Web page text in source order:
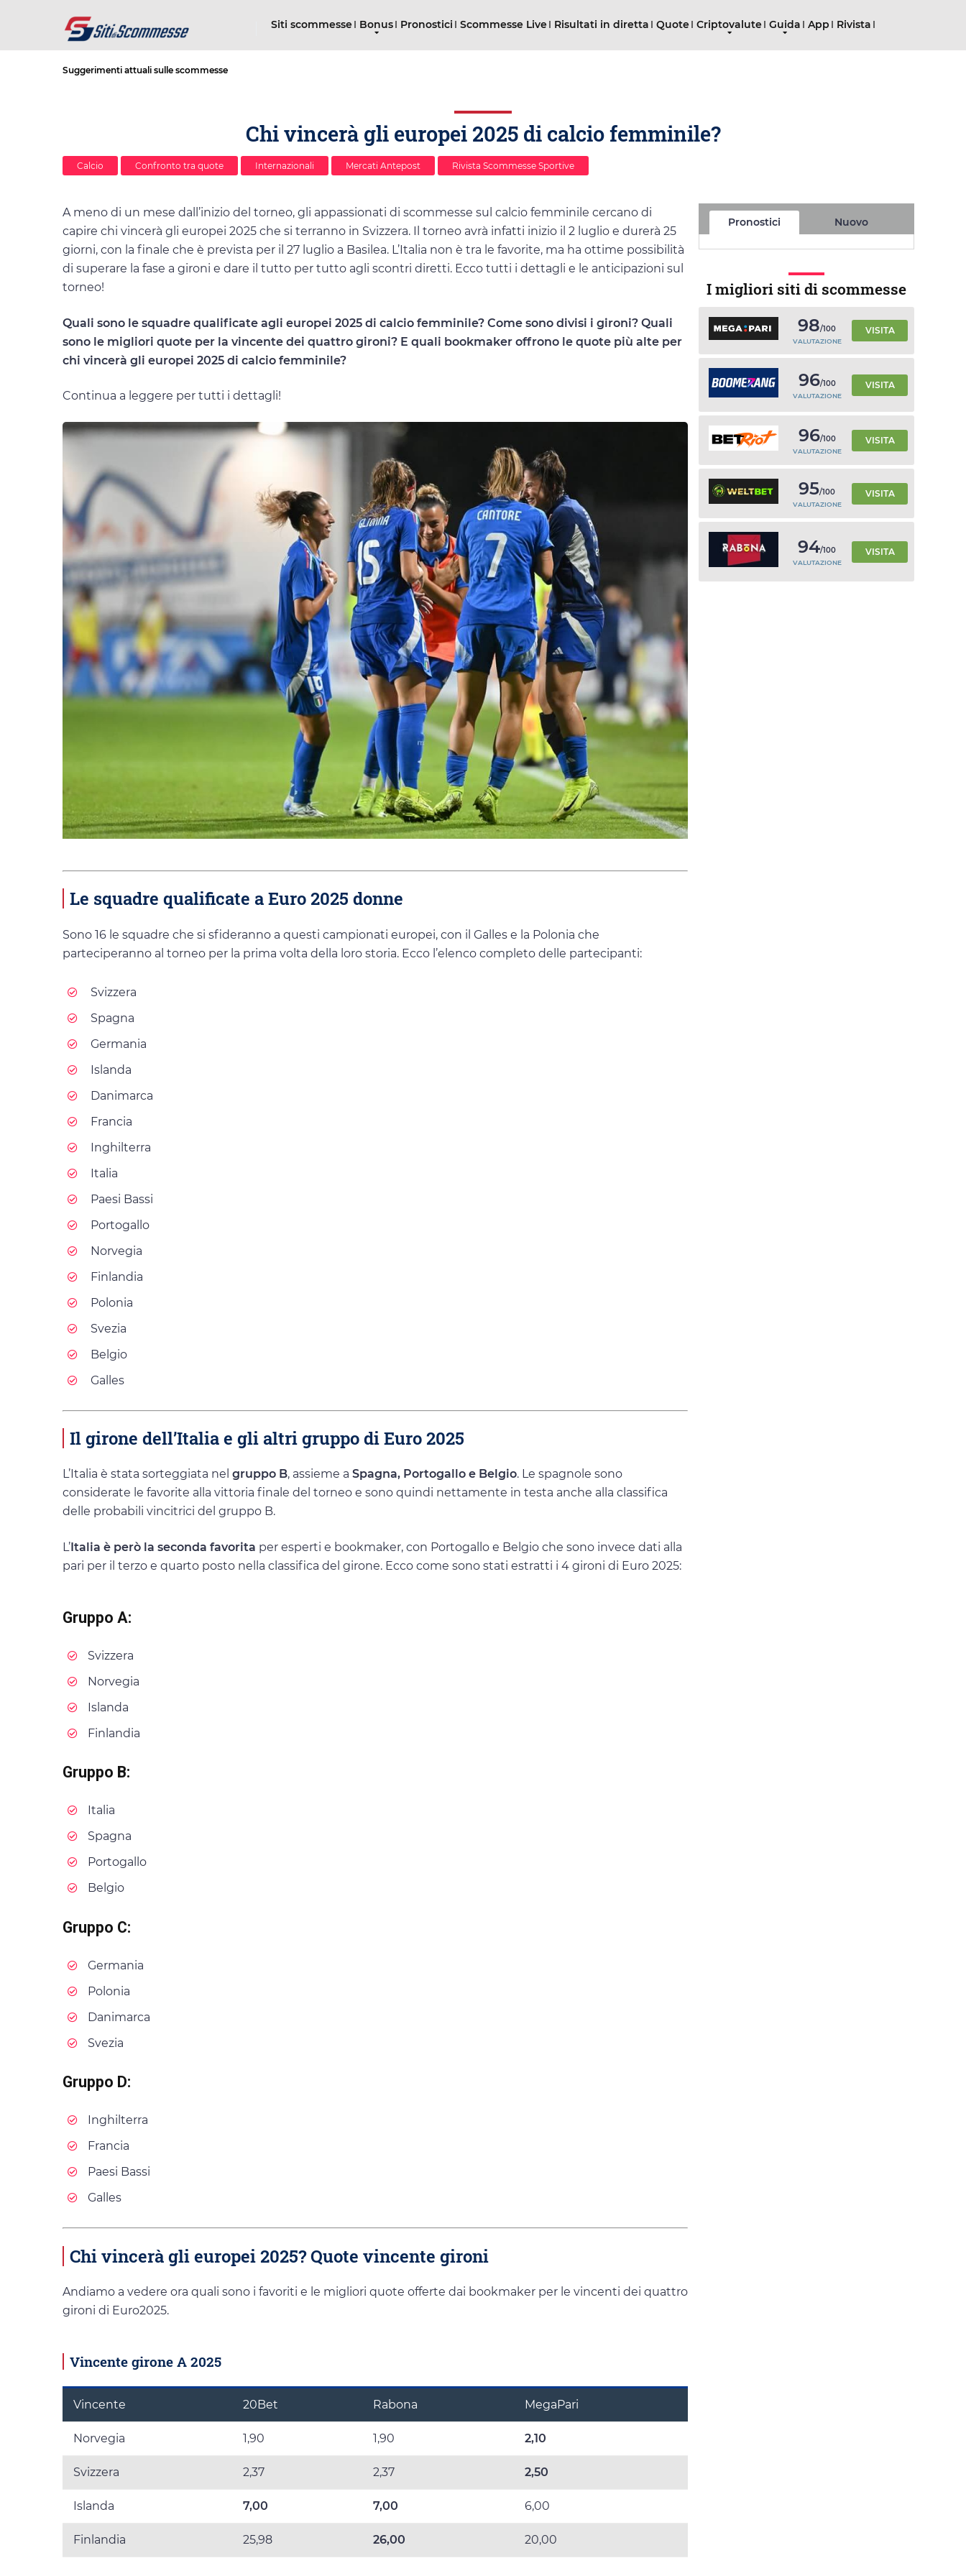
Siti scommesse Bonus Pronostici Scommesse Live Risultati in diretta Quote Criptovalute Guida App Rivista
Suggerimenti attuali sulle scommesse
Chi vincerà gli europei 2025 di calcio femminile?
Calcio Confronto tra quote Internazionali Mercati Antepost Rivista Scommesse Sportive
A meno di un mese dall’inizio del torneo, gli appassionati di scommesse sul calcio femminile cercano di
capire chi vincerà gli europei 2025 che si terranno in Svizzera. Il torneo avrà infatti inizio il 2 luglio e durerà 25
giorni, con la finale che è prevista per il 27 luglio a Basilea. L’Italia non è tra le favorite, ma ha ottime possibilità
di superare la fase a gironi e dare il tutto per tutto agli scontri diretti. Ecco tutti i dettagli e le anticipazioni sul
torneo!
Quali sono le squadre qualificate agli europei 2025 di calcio femminile? Come sono divisi i gironi? Quali
sono le migliori quote per la vincente dei quattro gironi? E quali bookmaker offrono le quote più alte per
chi vincerà gli europei 2025 di calcio femminile?
Continua a leggere per tutti i dettagli!
Le squadre qualificate a Euro 2025 donne
Sono 16 le squadre che si sfideranno a questi campionati europei, con il Galles e la Polonia che
parteciperanno al torneo per la prima volta della loro storia. Ecco l’elenco completo delle partecipanti:
Svizzera
Spagna
Germania
Islanda
Danimarca
Francia
Inghilterra
Italia
Paesi Bassi
Portogallo
Norvegia
Finlandia
Polonia
Svezia
Belgio
Galles
Il girone dell’Italia e gli altri gruppo di Euro 2025
L’Italia è stata sorteggiata nel gruppo B, assieme a Spagna, Portogallo e Belgio. Le spagnole sono
considerate le favorite alla vittoria finale del torneo e sono quindi nettamente in testa anche alla classifica
delle probabili vincitrici del gruppo B.
L’Italia è però la seconda favorita per esperti e bookmaker, con Portogallo e Belgio che sono invece dati alla
pari per il terzo e quarto posto nella classifica del girone. Ecco come sono stati estratti i 4 gironi di Euro 2025:
Gruppo A:
Svizzera
Norvegia
Islanda
Finlandia
Gruppo B:
Italia
Spagna
Portogallo
Belgio
Gruppo C:
Germania
Polonia
Danimarca
Svezia
Gruppo D:
Inghilterra
Francia
Paesi Bassi
Galles
Chi vincerà gli europei 2025? Quote vincente gironi
Andiamo a vedere ora quali sono i favoriti e le migliori quote offerte dai bookmaker per le vincenti dei quattro
gironi di Euro2025.
Vincente girone A 2025
Vincente 20Bet Rabona MegaPari
Norvegia 1,90 1,90 2,10
Svizzera 2,37 2,37 2,50
Islanda 7,00 7,00 6,00
Finlandia 25,98 26,00 20,00
Pronostici Nuovo
I migliori siti di scommesse
98/100
VALUTAZIONE
VISITA
96/100
VALUTAZIONE
VISITA
96/100
VALUTAZIONE
VISITA
95/100
VALUTAZIONE
VISITA
94/100
VALUTAZIONE
VISITA